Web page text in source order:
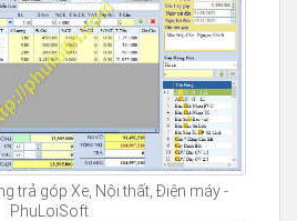
trả góp Xe, Nội thất, Điện máy -
PhuLoiSoft